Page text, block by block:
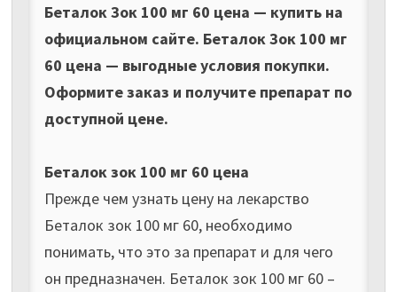
Беталок Зок 100 мг 60 цена — купить на
официальном сайте. Беталок Зок 100 мг
60 цена — выгодные условия покупки.
Оформите заказ и получите препарат по
доступной цене.
Беталок зок 100 мг 60 цена
Прежде чем узнать цену на лекарство
Беталок зок 100 мг 60, необходимо
понимать, что это за препарат и для чего
он предназначен. Беталок зок 100 мг 60 –